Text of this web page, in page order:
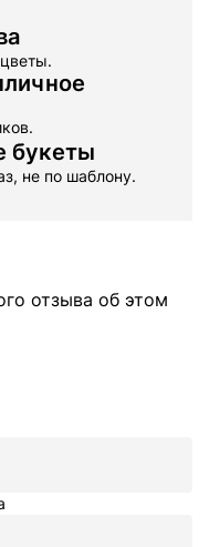
букеты
не по шаблону.
отзыва об этом